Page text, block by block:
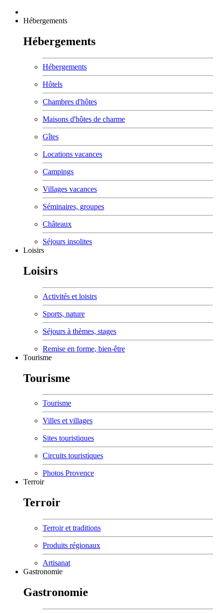
Hébergements
Hébergements
Hébergements
Hôtels
Chambres d'hôtes
Maisons d'hôtes de charme
Gîtes
Locations vacances
Campings
Villages vacances
Séminaires, groupes
Châteaux
Séjours insolites
Loisirs
Loisirs
Activités et loisirs
Sports, nature
Séjours à thèmes, stages
Remise en forme, bien-être
Tourisme
Tourisme
Tourisme
Villes et villages
Sites touristiques
Circuits touristiques
Photos Provence
Terroir
Terroir
Terroir et traditions
Produits régionaux
Artisanat
Gastronomie
Gastronomie